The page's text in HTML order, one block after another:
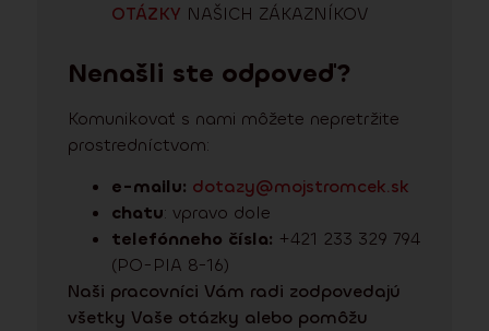
OTÁZKY NAŠICH ZÁKAZNÍKOV
Nenašli ste odpoveď?
Komunikovať s nami môžete nepretržite
prostredníctvom:
e-mailu: dotazy@mojstromcek.sk
chatu: vpravo dole
telefónneho čísla: +421 233 329 794
(PO-PIA 8-16)
Naši pracovníci Vám radi zodpovedajú
všetky Vaše otázky alebo pomôžu